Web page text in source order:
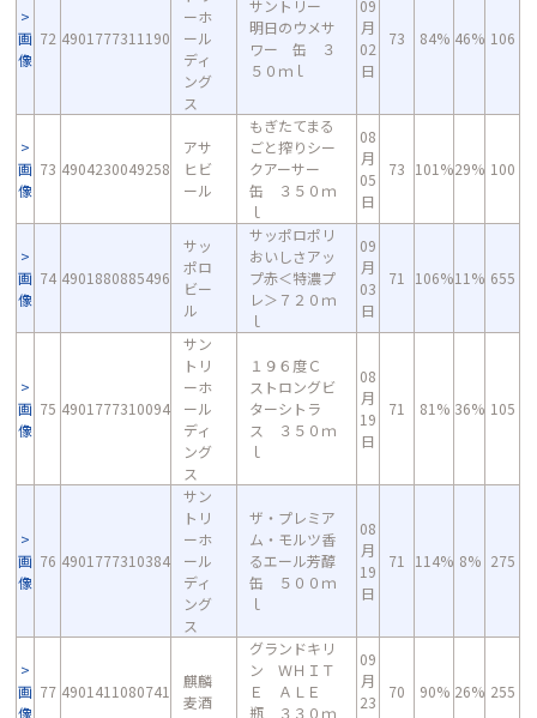
画
像
72 4901777311190
ーホ
ール
ディ
ング
ス
サントリー
明日のウメサ
ワー 缶 ３
５０ｍｌ
09
月
02
日
73 84% 46% 106
画
像
73 4904230049258
アサ
ヒビ
ール
もぎたてまる
ごと搾りシー
クアーサー
缶 ３５０ｍ
ｌ
08
月
05
日
73 101%29% 100
画
像
74 4901880885496
サッ
ポロ
ビー
ル
サッポロポリ
おいしさアッ
プ赤＜特濃プ
レ＞７２０ｍ
ｌ
09
月
03
日
71 106%11% 655
画
像
75 4901777310094
サン
トリ
ーホ
ール
ディ
ング
ス
１９６度Ｃ
ストロングビ
ターシトラ
ス ３５０ｍ
ｌ
08
月
19
日
71 81% 36% 105
画
像
76 4901777310384
サン
トリ
ーホ
ール
ディ
ング
ス
ザ・プレミア
ム・モルツ香
るエール芳醇
缶 ５００ｍ
ｌ
08
月
19
日
71 114% 8% 275
画
像
77 4901411080741
麒麟
麦酒
グランドキリ
ン ＷＨＩＴ
Ｅ ＡＬＥ
瓶 ３３０ｍ
09
月
23
70 90% 26% 255